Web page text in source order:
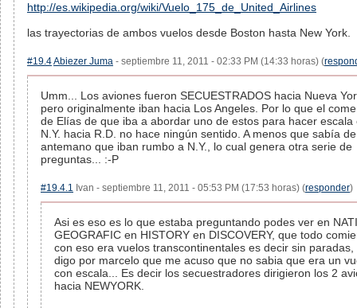
http://es.wikipedia.org/wiki/Vuelo_175_de_United_Airlines
las trayectorias de ambos vuelos desde Boston hasta New York.
#19.4Abiezer Juma - septiembre 11, 2011 - 02:33 PM (14:33 horas) (
Umm... Los aviones fueron SECUESTRADOS hacia Nueva
pero originalmente iban hacia Los Angeles. Por lo que el
de Elías de que iba a abordar uno de estos para hacer escala
N.Y. hacia R.D. no hace ningún sentido. A menos que sabía de
antemano que iban rumbo a N.Y., lo cual genera otra serie de
preguntas... :-P
#19.4.1 Ivan - septiembre 11, 2011 - 05:53 PM (17:53 horas) (responder)
Asi es eso es lo que estaba preguntando podes ver en
GEOGRAFIC en HISTORY en DISCOVERY, que todo
con eso era vuelos transcontinentales es decir sin paradas,
digo por marcelo que me acuso que no sabia que era un
con escala... Es decir los secuestradores dirigieron los 2
hacia NEWYORK.